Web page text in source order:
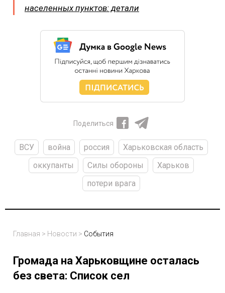
населенных пунктов: детали
Поделиться
ВСУ война россия
Харьковская область
оккупанты
Силы обороны
Харьков
потери врага
Главная > Новости > События
Громада на Харьковщине осталась
без света: Список сел